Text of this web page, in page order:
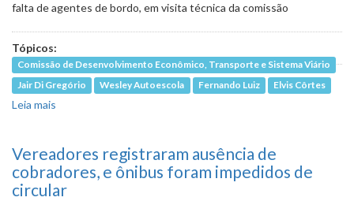
falta de agentes de bordo, em visita técnica da comissão
Tópicos:
Comissão de Desenvolvimento Econômico, Transporte e Sistema Viário
Jair Di Gregório
Wesley Autoescola Fernando Luiz Elvis Côrtes
Leia mais
Vereadores registraram ausência de
cobradores, e ônibus foram impedidos de
circular